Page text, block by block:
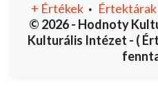
© 2026 - Hodnoty
Kulturális Intézet - (
+ Értékek • Értektárak